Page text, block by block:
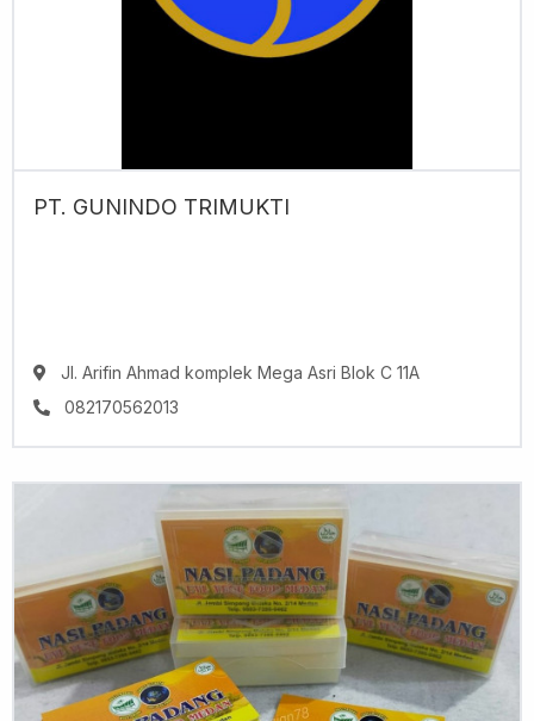
PT. GUNINDO TRIMUKTI
Jl. Arifin Ahmad komplek Mega Asri Blok C 11A
082170562013